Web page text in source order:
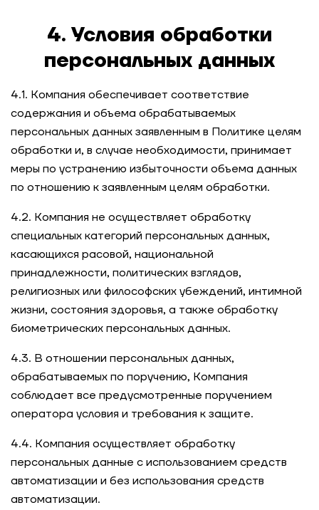
4. Условия обработки
персональных данных
4.1. Компания обеспечивает соответствие
содержания и объема обрабатываемых
персональных данных заявленным в Политике целям
обработки и, в случае необходимости, принимает
меры по устранению избыточности объема данных
по отношению к заявленным целям обработки.
4.2. Компания не осуществляет обработку
специальных категорий персональных данных,
касающихся расовой, национальной
принадлежности, политических взглядов,
религиозных или философских убеждений, интимной
жизни, состояния здоровья, а также обработку
биометрических персональных данных.
4.3. В отношении персональных данных,
обрабатываемых по поручению, Компания
соблюдает все предусмотренные поручением
оператора условия и требования к защите.
4.4. Компания осуществляет обработку
персональных данные с использованием средств
автоматизации и без использования средств
автоматизации.